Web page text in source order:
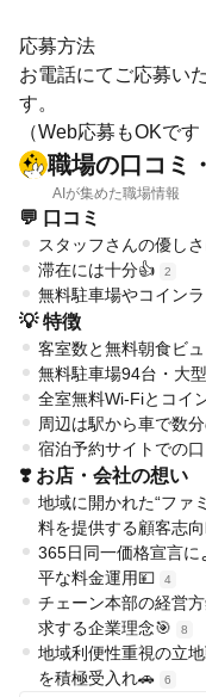
応募方法
お電話にてご応募い
す。
（Web応募もOKです
職場の口コミ
AIが集めた職場情報
💬 口コミ
スタッフさんの優し
滞在には十分👍 2
無料駐車場やコイン
💡 特徴
客室数と無料朝食ビ
無料駐車場94台・大
全室無料Wi-Fiとコイ
周辺は駅から車で数
宿泊予約サイトでの
❣️ お店・会社の想い
地域に開かれた“ファ
料を提供する顧客志
365日同一価格宣言
平な料金運用💴
4
チェーン本部の経営
求する企業理念🎯
8
地域利便性重視の立
を積極受入れ🚗
6